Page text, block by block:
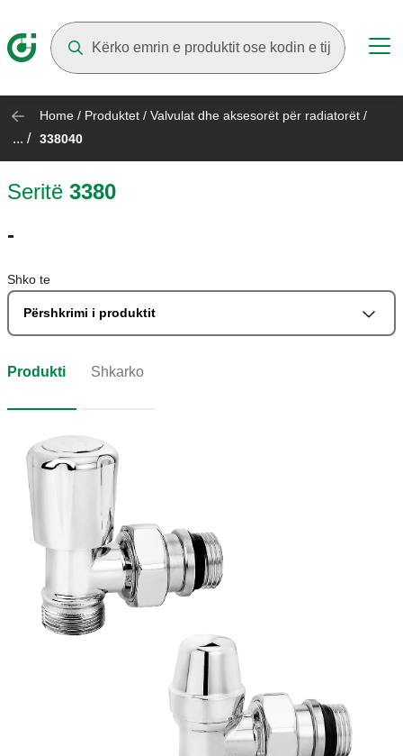
Home / Produktet / Valvulat dhe aksesorët për radiatorët /
... / 338040
Seritë 3380
-
Shko te
Përshkrimi i produktit
Produkti Shkarko